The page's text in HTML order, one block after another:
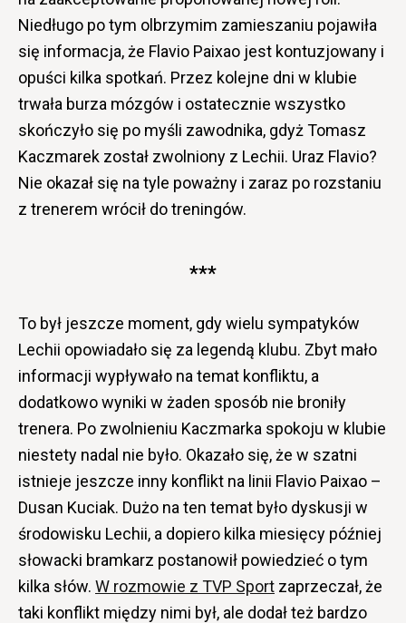
Niedługo po tym olbrzymim zamieszaniu pojawiła
się informacja, że Flavio Paixao jest kontuzjowany i
opuści kilka spotkań. Przez kolejne dni w klubie
trwała burza mózgów i ostatecznie wszystko
skończyło się po myśli zawodnika, gdyż Tomasz
Kaczmarek został zwolniony z Lechii. Uraz Flavio?
Nie okazał się na tyle poważny i zaraz po rozstaniu
z trenerem wrócił do treningów.
***
To był jeszcze moment, gdy wielu sympatyków
Lechii opowiadało się za legendą klubu. Zbyt mało
informacji wypływało na temat konfliktu, a
dodatkowo wyniki w żaden sposób nie broniły
trenera. Po zwolnieniu Kaczmarka spokoju w klubie
niestety nadal nie było. Okazało się, że w szatni
istnieje jeszcze inny konflikt na linii Flavio Paixao –
Dusan Kuciak. Dużo na ten temat było dyskusji w
środowisku Lechii, a dopiero kilka miesięcy później
słowacki bramkarz postanowił powiedzieć o tym
kilka słów. W rozmowie z TVP Sport zaprzeczał, że
taki konflikt między nimi był, ale dodał też bardzo